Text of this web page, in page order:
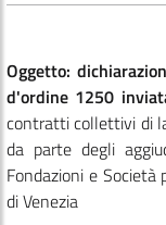
Oggetto:
d'ordine 1250
contratti collettivi di
da parte degli
Fondazioni e
di Venezia